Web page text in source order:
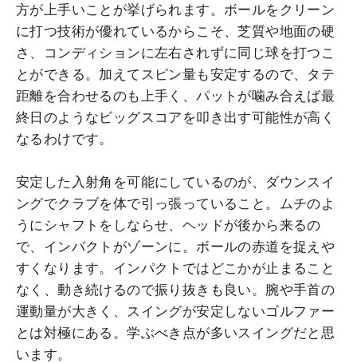
方が上手いことが挙げられます。ボールをクリーン
に打つ技術が優れているからこそ、芝質や地面の硬
さ、コンディションに左右されずに同じ球を打つこ
とができる。加えてスピン量も安定するので、タテ
距離を合わせるのも上手く、パットが噛み合えば最
終日のようなビッグスコアを叩き出す可能性が高く
なるわけです。
安定した入射角を可能にしているのが、ダウンスイ
ングでクラブを体で引っ張っていること。ムチのよ
うにシャフトをしならせ、ヘッドが後から来るの
で、インパクトがゾーンに。ボールの赤道を捉えや
すくなります。インパクトではどこかが止まること
なく、動き続けるので振り抜きも良い。腕や手首の
運動量が大きく、スイングが安定しないゴルファー
とは対極にある。学ぶべき点が多いスイングだと思
います。